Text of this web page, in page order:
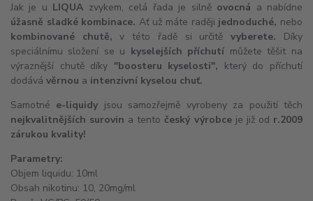
Jak je u LIQUA zvykem, celá řada je silně ovocná a nabídne
úžasně sladké kombinace. Ať už máte raději jednoduché, nebo
kombinované chutě, v této řadě si určitěvyberete. Díky
speciálnímu složení se u kyselejších příchutí můžete těšit na
výraznější chutě díky "boosteru kyselosti", který do příchutí
dodává věrnou a intenzivní kyselou chuť.
Samotné e-liquidy jsou samozřejmě vyrobeny za použití těch
nejkvalitnějších surovin a tentočeský výrobceje již od r.2009
zárukou kvality!
Parametry:
Objem liquidu: 10ml
Obsah nikotinu: 10, 20mg/ml